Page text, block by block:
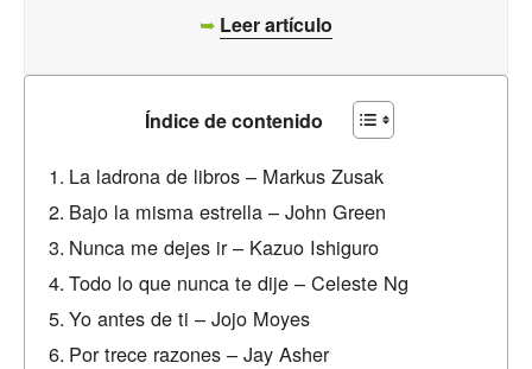
➥ Leer artículo
Índice de contenido
La ladrona de libros – Markus Zusak
Bajo la misma estrella – John Green
Nunca me dejes ir – Kazuo Ishiguro
Todo lo que nunca te dije – Celeste Ng
Yo antes de ti – Jojo Moyes
Por trece razones – Jay Asher